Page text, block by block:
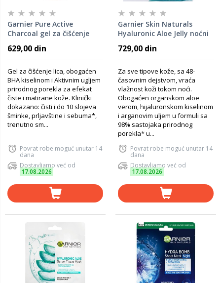
Garnier Pure Active
Charcoal gel za čišćenje
629,00 din
Gel za čišćenje lica, obogaćen
BHA kiselinom i Aktivnim ugljem
prirodnog porekla za efekat
čiste i matirane kože. Klinički
dokazano: čisti i do 10 slojeva
šminke, prljavštine i sebuma*,
trenutno sm...
Povrat robe moguć unutar 14
dana
Dostavljamo već od
17.08.2026
Garnier Skin Naturals
Hyaluronic Aloe Jelly noćni
729,00 din
Za sve tipove kože, sa 48-
časovnim dejstvom, vraća
vlažnost koži tokom noći.
Obogaćen organskom aloe
verom, hijaluronskom kiselinom
i arganovim uljem u formuli sa
98% sastojaka prirodnog
porekla* u...
Povrat robe moguć unutar 14
dana
Dostavljamo već od
17.08.2026